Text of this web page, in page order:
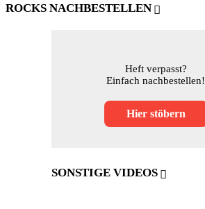
ROCKS NACHBESTELLEN
Heft verpasst?
Einfach nachbestellen!
Hier stöbern
SONSTIGE VIDEOS